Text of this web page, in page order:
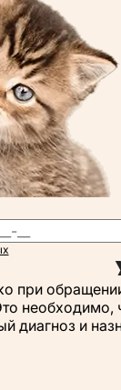
при
диагноз и